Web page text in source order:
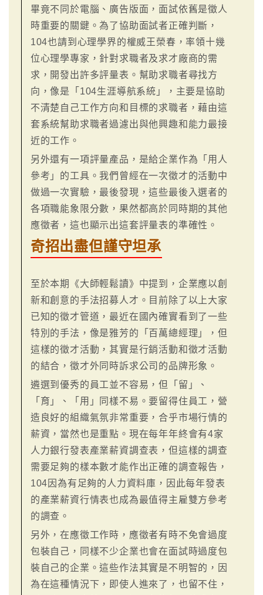
畢竟不同於電腦、廣告版面，面試依舊是徵人
時重要的關鍵。為了協助面試者正確判斷，
104也請到心理學界的權威王榮春，率領十幾
位心理學專家，針對求職者及求才廠商的需
求，開發出許多評量表。幫助求職者尋找方
向，像是「104生涯導航系統」，主要是協助
不清楚自己工作方向和目標的求職者，藉由這
套系統幫助求職者過濾出與他興趣和能力最接
近的工作。
另外還有一項評量產品，是給企業作為「用人
參考」的工具。我們曾經在一次徵才的活動中
做過一次實驗，最後發現，這些最後入選者的
各項職能象限分數，果然都高於同時期的其他
應徵者，這也顯示出這套評量表的準確性。
奇招出盡但謹守坦承
至於本期《大師輕鬆讀》中提到，企業應以創
新和創意的手法招募人才。目前除了以上大家
已知的徵才管道，最近在國內確實看到了一些
特別的手法，像是雅芳的「百萬總經理」，但
這樣的徵才活動，其實是行銷活動和徵才活動
的結合，徵才外同時訴求公司的品牌形象。
遴選到優秀的員工並不容易，但「留」、
「育」、「用」同樣不易。要留得住員工，營
造良好的組織氣氛非常重要，合乎市場行情的
薪資，當然也是重點。現在每年年終會有4家
人力銀行發表產業薪資調查表，但這樣的調查
需要足夠的樣本數才能作出正確的調查報告，
104因為有足夠的人力資料庫，因此每年發表
的產業薪資行情表也成為最值得主雇雙方參考
的調查。
另外，在應徵工作時，應徵者有時不免會過度
包裝自己，同樣不少企業也會在面試時過度包
裝自己的企業。這些作法其實是不明智的，因
為在這種情況下，即使人進來了，也留不住，